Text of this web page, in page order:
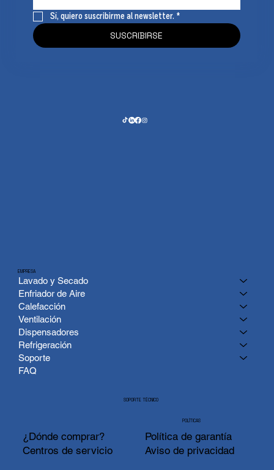
Sí, quiero suscribirme al newsletter. *
SUSCRIBIRSE
EMPRESA
Lavado y Secado
Enfriador de Aire
Calefacción
Ventilación
Dispensadores
Refrigeración
Soporte
FAQ
SOPORTE TÉCNICO
¿Dónde comprar?
Centros de servicio
POLÍTICAS
Política de garantía
Aviso de privacidad